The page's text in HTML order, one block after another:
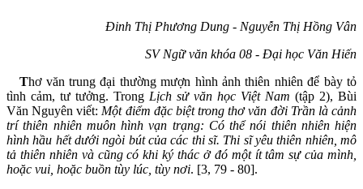
Đinh Thị Phương Dung - Nguyễn Thị Hồng Vân
SV Ngữ văn khóa 08 - Đại học Văn Hiến
Thơ văn trung đại thường mượn hình ảnh thiên nhiên để bày tỏ
tình cảm, tư tưởng. Trong Lịch sử văn học Việt Nam (tập 2), Bùi
Văn Nguyên viết:Một điểm đặc biệt trong thơ văn đời Trần là cảnh
trí thiên nhiên muôn hình vạn trạng: Có thể nói thiên nhiên hiện
hình hầu hết dưới ngòi bút của các thi sĩ. Thi sĩ yêu thiên nhiên, mô
tả thiên nhiên và cũng có khi ký thác ở đó một ít tâm sự của mình,
hoặc vui, hoặc buồn tùy lúc, tùy nơi. [3, 79 - 80].